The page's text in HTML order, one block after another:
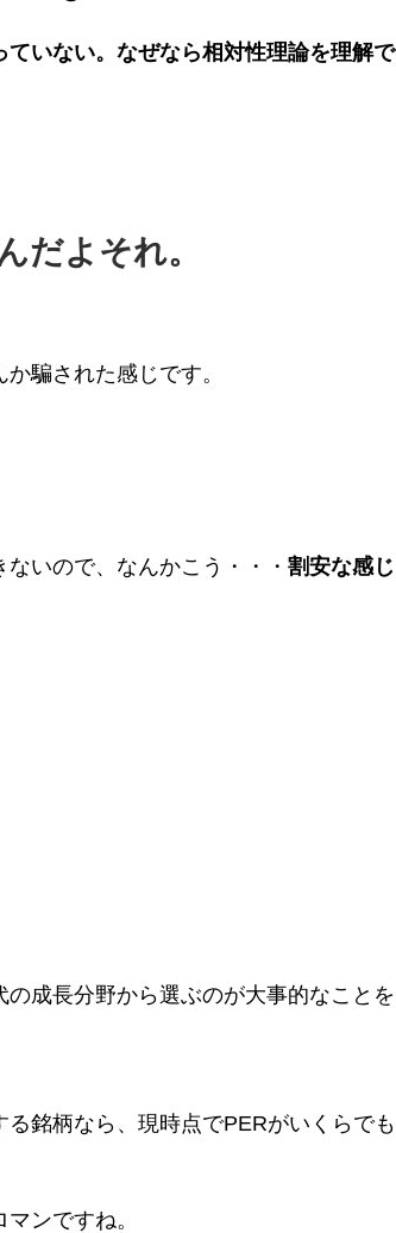
いない。なぜなら相対性理論を理解で
だよそれ。
騙された感じです。
いので、なんかこう・・・ 割安な感じ
成長分野から選ぶのが大事的なことを
銘柄なら、現時点でPERがいくらでも
ンですね。